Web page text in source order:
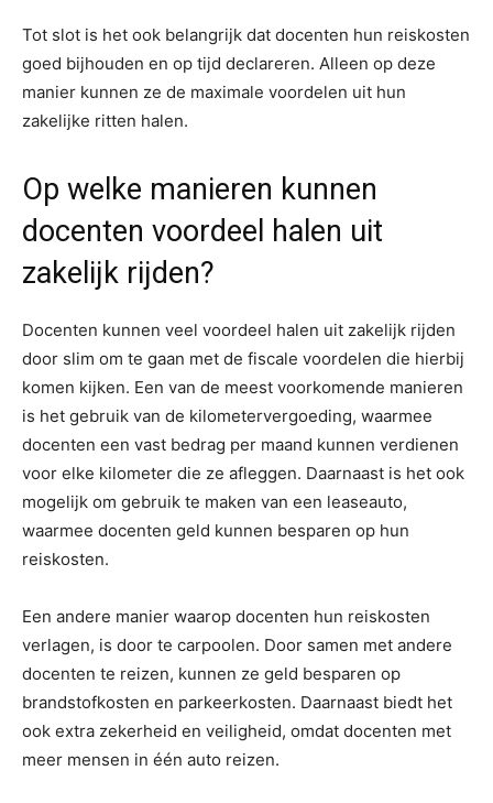
Tot slot is het ook belangrijk dat docenten hun reiskosten
goed bijhouden en op tijd declareren. Alleen op deze
manier kunnen ze de maximale voordelen uit hun
zakelijke ritten halen.
Op welke manieren kunnen
docenten voordeel halen uit
zakelijk rijden?
Docenten kunnen veel voordeel halen uit zakelijk rijden
door slim om te gaan met de fiscale voordelen die hierbij
komen kijken. Een van de meest voorkomende manieren
is het gebruik van de kilometervergoeding, waarmee
docenten een vast bedrag per maand kunnen verdienen
voor elke kilometer die ze afleggen. Daarnaast is het ook
mogelijk om gebruik te maken van een leaseauto,
waarmee docenten geld kunnen besparen op hun
reiskosten.
Een andere manier waarop docenten hun reiskosten
verlagen, is door te carpoolen. Door samen met andere
docenten te reizen, kunnen ze geld besparen op
brandstofkosten en parkeerkosten. Daarnaast biedt het
ook extra zekerheid en veiligheid, omdat docenten met
meer mensen in één auto reizen.